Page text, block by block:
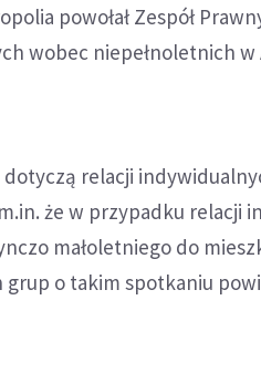
powołał Zespół
wobec niepełnoletnich
dotyczą relacji
że w przypadku relacji
małoletniego do
grup o takim spotkaniu